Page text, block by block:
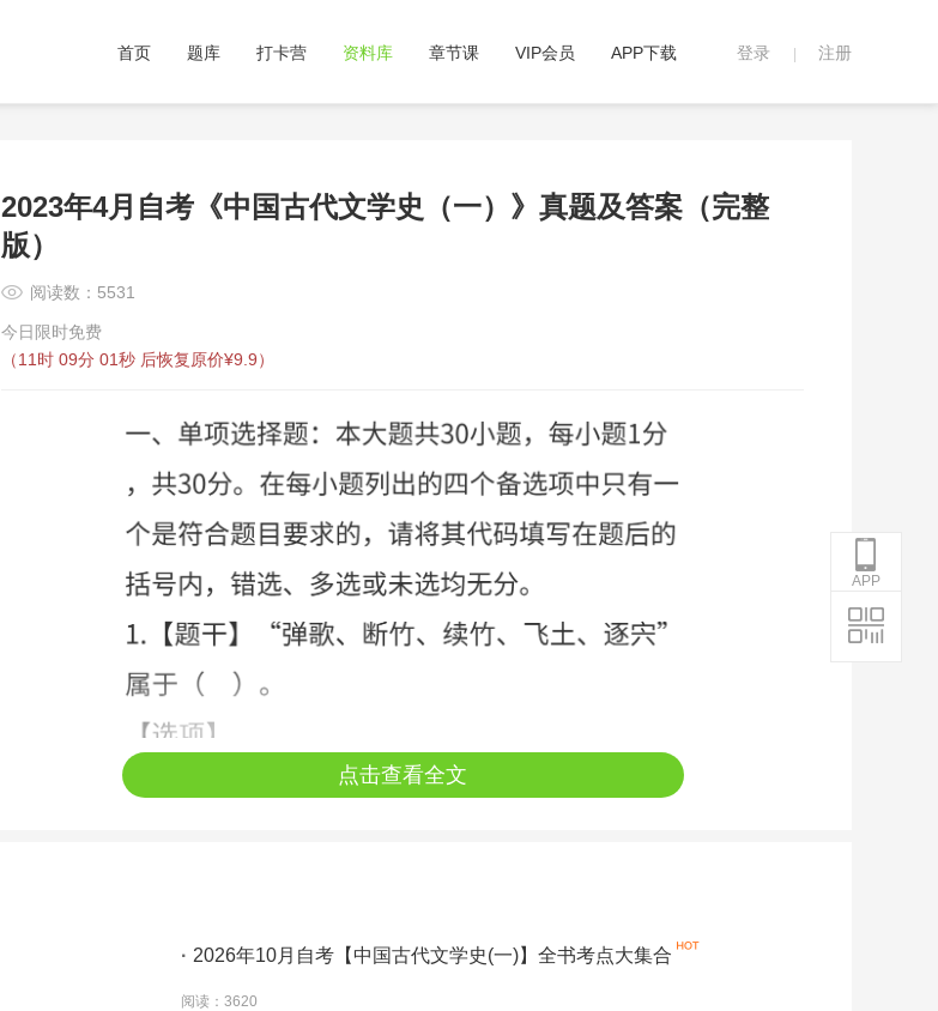
登录 注册
首页 题库 打卡营 资料库 章节课 VIP会员 APP下载
2023年4月自考《中国古代文学史（一）》真题及答案（完整
版）
阅读数：5531
今日限时免费
（11时 09分 01秒 后恢复原价¥9.9）
点击查看全文
· 2026年10月自考【中国古代文学史(一)】全书考点大集合
阅读：3620
APP